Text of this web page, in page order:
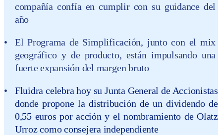
compañía confía en cumplir con su guidance del
año
El Programa de Simplificación, junto con el mix
geográfico y de producto, están impulsando una
fuerte expansión del margen bruto
Fluidra celebra hoy su Junta General de Accionistas
donde propone la distribución de un dividendo de
0,55 euros por acción y el nombramiento de Olatz
Urroz como consejera independiente